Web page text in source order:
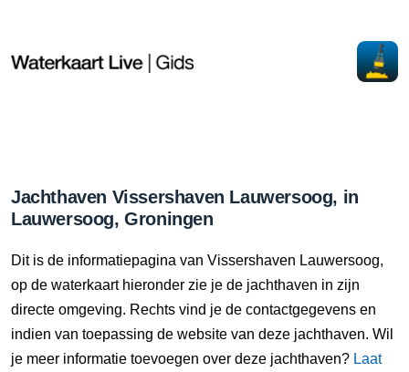
Jachthaven Vissershaven Lauwersoog, in
Lauwersoog, Groningen
Dit is de informatiepagina van Vissershaven Lauwersoog,
op de waterkaart hieronder zie je de jachthaven in zijn
directe omgeving. Rechts vind je de contactgegevens en
indien van toepassing de website van deze jachthaven. Wil
je meer informatie toevoegen over deze jachthaven? Laat